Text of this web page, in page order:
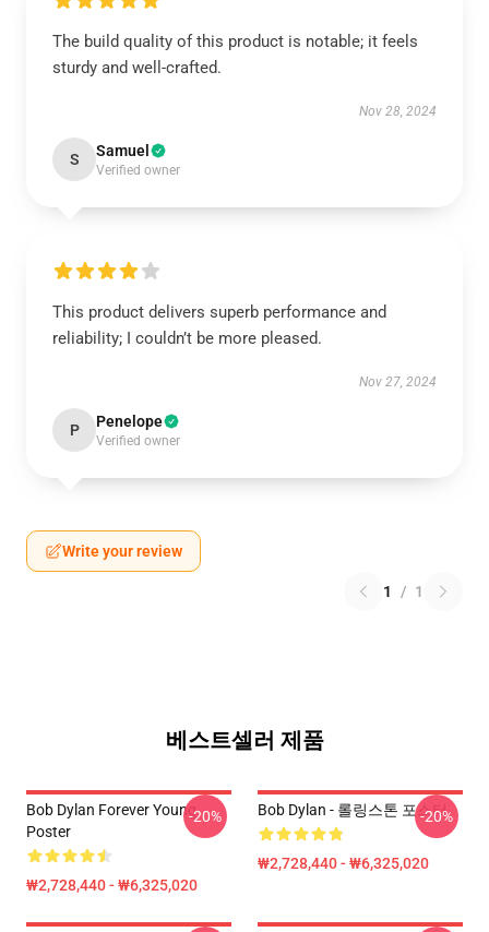
The build quality of this product is notable; it feels
sturdy and well-crafted.
Nov 28, 2024
S Samuel
Verified owner
This product delivers superb performance and
reliability; I couldn’t be more pleased.
Nov 27, 2024
P Penelope
Verified owner
Write your review
1 / 1
베스트셀러 제품
Bob Dylan Forever Young
Poster
₩2,728,440 - ₩6,325,020
-20% Bob Dylan - 롤링스톤 포스터
₩2,728,440 - ₩6,325,020
-20%